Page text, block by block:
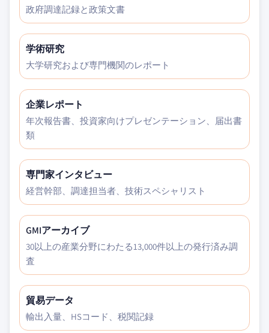
政府調達記録と政策文書
学術研究
大学研究および専門機関のレポート
企業レポート
年次報告書、投資家向けプレゼンテーション、届出書
類
専門家インタビュー
経営幹部、調達担当者、技術スペシャリスト
GMIアーカイブ
30以上の産業分野にわたる13,000件以上の発行済み調
査
貿易データ
輸出入量、HSコード、税関記録